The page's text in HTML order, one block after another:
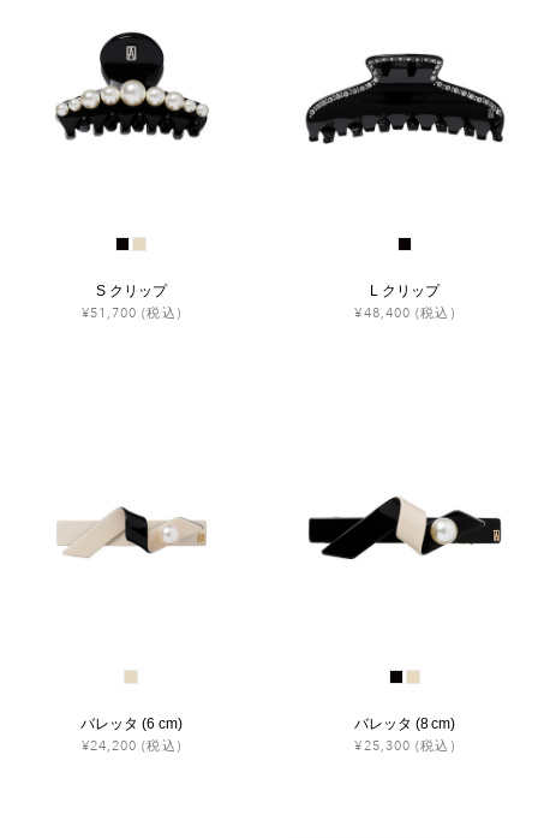
S クリップ
¥51,700 (税込)
L クリップ
¥48,400 (税込)
バレッタ (6 cm)
¥24,200 (税込)
バレッタ (8 cm)
¥25,300 (税込)